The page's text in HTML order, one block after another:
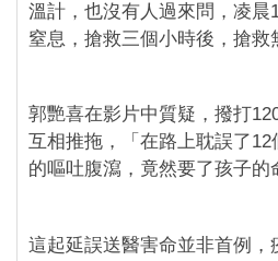
溫計，也沒有人過來問，凌
窒息，搶救三個小時後，搶救
郭艷喜在影片中質疑，撥打
互相推拖，「在路上耽誤了
的嘔吐腹瀉，竟然要了孩子
這起延誤送醫害命並非首例